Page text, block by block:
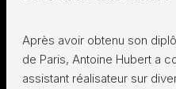
Après avoir obtenu son
de Paris, Antoine Hubert a
assistant réalisateur sur